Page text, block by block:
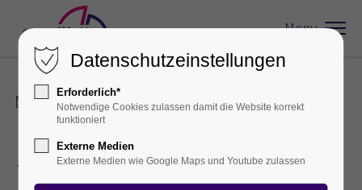
Menu
04.03.2021 16:59
Jubilare 2020
Datenschutzeinstellungen
Erforderlich*
Notwendige Cookies zulassen damit die Website korrekt
funktioniert
Externe Medien
Externe Medien wie Google Maps und Youtube zulassen